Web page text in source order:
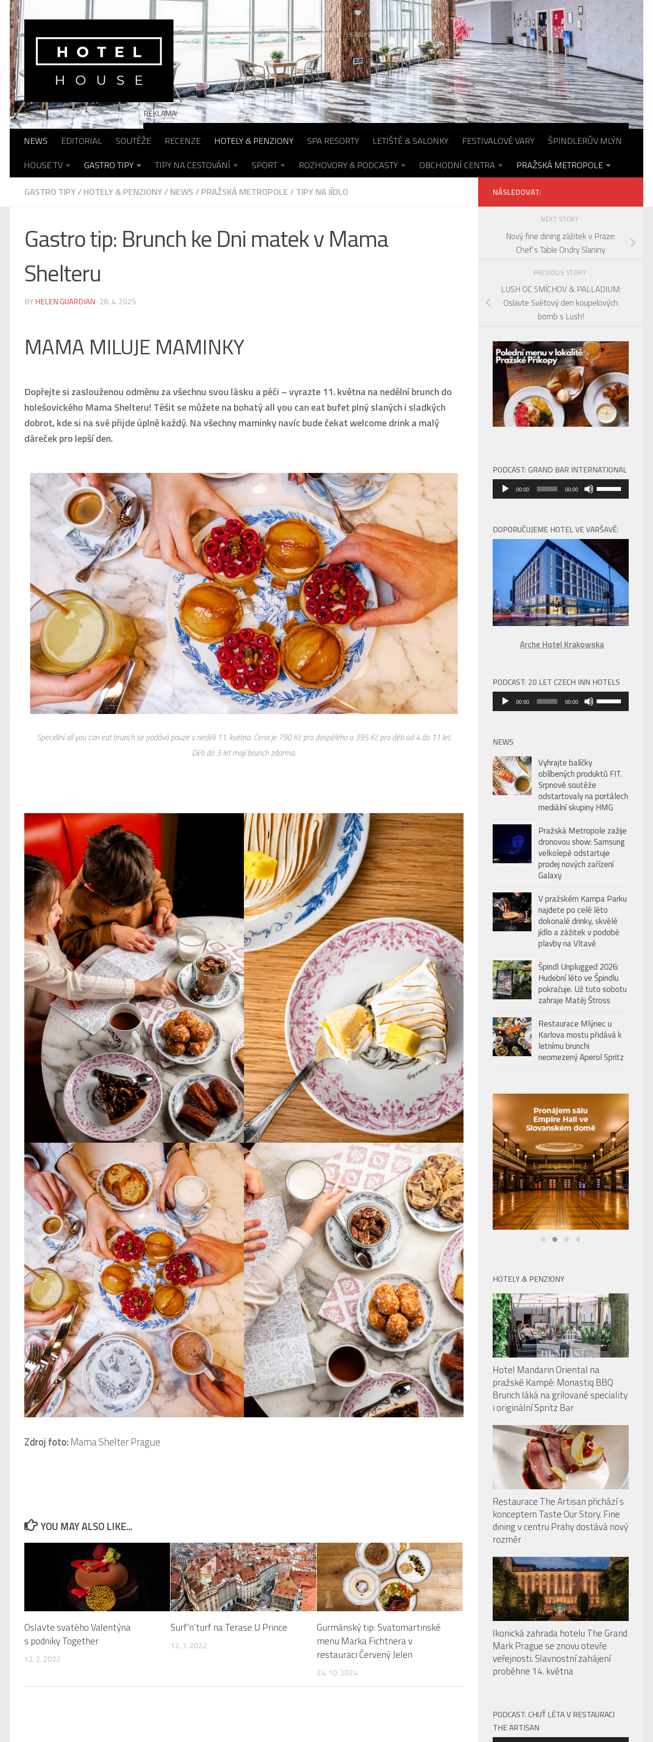
Skip to content
Portál o hotelech, pensionech, spa resortech a restauracích...
REKLAMA:
NEWS EDITORIAL SOUTĚŽE RECENZE HOTELY & PENZIONY SPA RESORTY LETIŠTĚ & SALONKY FESTIVALOVÉ VARY
ŠPINDLERŮV MLÝN
HOUSE TV
GASTRO TIPY TIPY NA CESTOVÁNÍ SPORT ROZHOVORY & PODCASTY OBCHODNÍ CENTRA PRAŽSKÁ METROPOLE
GASTRO TIPY/ HOTELY & PENZIONY/ NEWS / PRAŽSKÁ METROPOLE / TIPY NA JÍDLO
Gastro tip: Brunch ke Dni matek v Mama
Shelteru
BY HELEN GUARDIAN · 28. 4. 2025
MAMA MILUJE MAMINKY
Dopřejte si zaslouženou odměnu za všechnu svou lásku a péči – vyrazte 11. května na nedělní brunch do
holešovického Mama Shelteru! Těšit se můžete na bohatý all you can eat bufet plný slaných i sladkých
dobrot, kde si na své přijde úplně každý. Na všechny maminky navíc bude čekat welcome drink a malý
dáreček pro lepší den.
Speciální all you can eat brunch se podává pouze v neděli 11. května. Cena je 790 Kč pro dospělého a 395 Kč pro děti od 4 do 11 let.
Děti do 3 let mají brunch zdarma.
Zdroj foto:Mama Shelter Prague
YOU MAY ALSO LIKE...
Oslavte svatého Valentýna
s podniky Together
12. 2. 2022
Surf’n‘turf na Terase U Prince
12. 7. 2022
Gurmánský tip: Svatomartinské
menu Marka Fichtnera v
restauraci Červený Jelen
24. 10. 2024
NÁSLEDOVAT:
NEXT STORY
Nový fine dining zážitek v Praze:
Chef’s Table Ondry Slaniny
PREVIOUS STORY
LUSH OC SMÍCHOV & PALLADIUM:
Oslavte Světový den koupelových
bomb s Lush!
PODCAST: GRAND BAR INTERNATIONAL
Audio
přehrávač
00:00 00:00
Použitím
šipek
zvýšíte
nebo
snížíte
úroveň
hlasitosti.
DOPORUČUJEME HOTEL VE VARŠAVĚ:
Arche Hotel Krakowska
PODCAST: 20 LET CZECH INN HOTELS
Audio
přehrávač
00:00 00:00
Použitím
šipek
úroveň
NEWS
Vyhrajte balíčky
oblíbených produktů FIT.
Srpnové soutěže
odstartovaly na portálech
mediální skupiny HMG
Pražská Metropole zažije
dronovou show: Samsung
velkolepě odstartuje
prodej nových zařízení
Galaxy
V pražském Kampa Parku
najdete po celé léto
dokonalé drinky, skvělé
jídlo a zážitek v podobě
plavby na Vltavě
Špindl Unplugged 2026:
Hudební léto ve Špindlu
pokračuje. Už tuto sobotu
zahraje Matěj Štross
Restaurace Mlýnec u
Karlova mostu přidává k
letnímu brunchi
neomezený Aperol Spritz
HOTELY & PENZIONY
Hotel Mandarin Oriental na
pražské Kampě: Monastiq BBQ
Brunch láká na grilované speciality
i originální Spritz Bar
Restaurace The Artisan přichází s
konceptem Taste Our Story. Fine
dining v centru Prahy dostává nový
rozměr
Ikonická zahrada hotelu The Grand
Mark Prague se znovu otevře
veřejnosti. Slavnostní zahájení
proběhne 14. května
PODCAST: CHUŤ LÉTA V RESTAURACI
THE ARTISAN